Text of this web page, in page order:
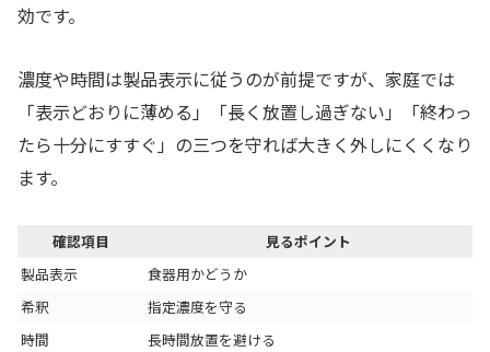
効です。
濃度や時間は製品表示に従うのが前提ですが、家庭では
「表示どおりに薄める」「長く放置し過ぎない」「終わっ
たら十分にすすぐ」の三つを守れば大きく外しにくくなり
ます。
確認項目
見るポイント
製品表示
食器用かどうか
希釈
指定濃度を守る
時間
長時間放置を避ける